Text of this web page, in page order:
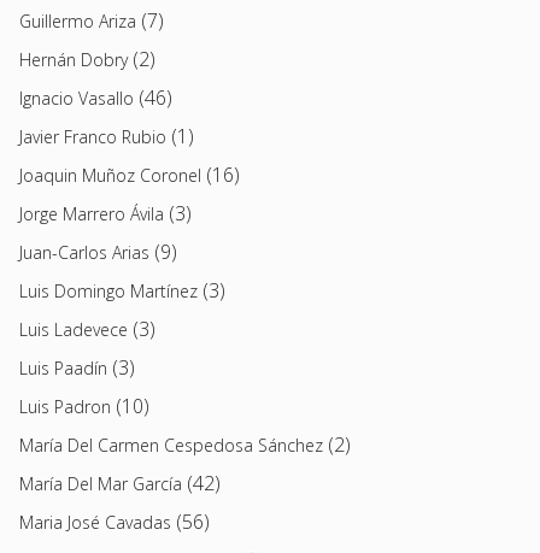
Guillermo Ariza (7)
Hernán Dobry(2)
Ignacio Vasallo (46)
Javier Franco Rubio (1)
Joaquin Muñoz Coronel (16)
Jorge Marrero Ávila (3)
Juan-Carlos Arias (9)
Luis Domingo Martínez (3)
Luis Ladevece (3)
Luis Paadín (3)
Luis Padron (10)
María Del Carmen Cespedosa Sánchez (2)
María Del Mar García (42)
Maria José Cavadas (56)